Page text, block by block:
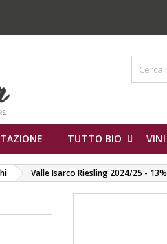
TUTTO BIO VINI
Valle Isarco Riesling 2024/25 -